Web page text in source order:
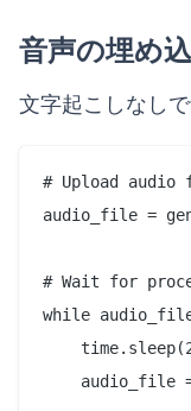
音声の埋め
文字起こしなし
# Upload
audio_file =
# Wait for
while
audio_file